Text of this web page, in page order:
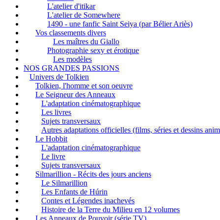
L'atelier d'itikar
L'atelier de Somewhere
1490 - une fanfic Saint Seiya (par Bélier Ariès)
Vos classements divers
Les maîtres du Giallo
Photographie sexy et érotique
Les modèles
NOS GRANDES PASSIONS
Univers de Tolkien
Tolkien, l'homme et son oeuvre
Le Seigneur des Anneaux
L'adaptation cinématographique
Les livres
Sujets transversaux
Autres adaptations officielles (films, séries et dessins
Le Hobbit
L'adaptation cinématographique
Le livre
Sujets transversaux
Silmarillion - Récits des jours anciens
Le Silmarillion
Les Enfants de Húrin
Contes et Légendes inachevés
Histoire de la Terre du Milieu en 12 volumes
Les Anneaux de Pouvoir (série TV)